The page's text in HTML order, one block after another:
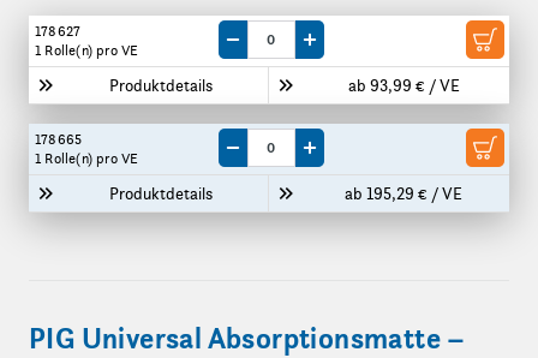
178627
1 Rolle(n) pro VE
Produktdetails ab 93,99 € / VE
Menge um eine VE reduzieren
Menge um eine VE erhöhen
178665
1 Rolle(n) pro VE
Produktdetails ab 195,29 € / VE
Menge um eine VE reduzieren
Menge um eine VE erhöhen
PIG Universal Absorptionsmatte –